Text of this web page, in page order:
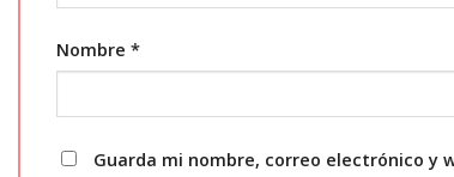
Nombre *
Guarda mi nombre, correo electrónico y